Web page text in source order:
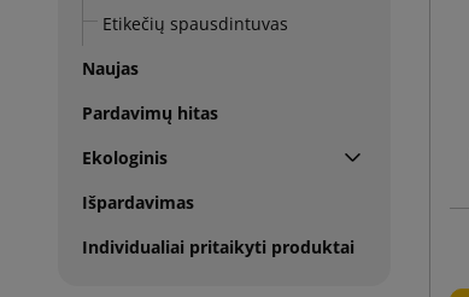
Etikečių spausdintuvas
Naujas
Pardavimų hitas
Ekologinis
Išpardavimas
Individualiai pritaikyti produktai